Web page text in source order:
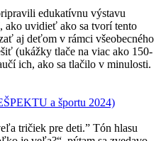
edukatívnu výstavu
ako uvidieť ako sa tvorí tento
aj deťom v rámci všeobecného
(ukážky tlače na viac ako 150-
ich, ako sa tlačilo v minulosti.
a športu 2024)
tričiek pre deti.” Tón hlasu